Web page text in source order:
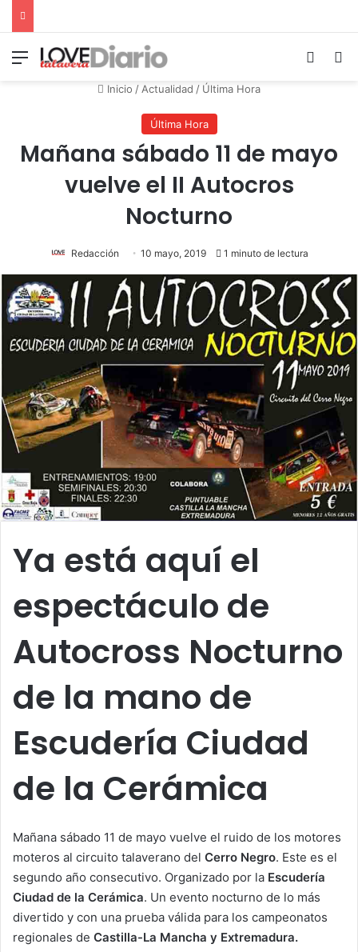
Menú
Inicio /Actualidad / Última Hora
Última Hora
Mañana sábado 11 de mayo
vuelve el II Autocros
Nocturno
Redacción 10 mayo, 2019 1 minuto de lectura
Ya está aquí el
espectáculo de
Autocross Nocturno
de la mano de
Escudería Ciudad
de la Cerámica
Mañana sábado 11 de mayo vuelve el ruido de los motores
moteros al circuito talaverano del Cerro Negro. Este es el
segundo año consecutivo. Organizado por la Escudería
Ciudad de la Cerámica. Un evento nocturno de lo más
divertido y con una prueba válida para los campeonatos
regionales de Castilla-La Mancha y Extremadura.